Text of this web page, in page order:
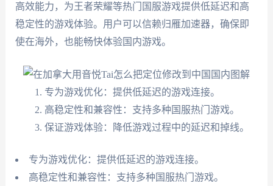
高效能力，为王者荣耀等热门国服游戏提供低延迟和高
稳定性的游戏体验。用户可以信赖归雁加速器，确保即
使在海外，也能畅快体验国内游戏。
专为游戏优化：提供低延迟的游戏连接。
高稳定性和兼容性：支持多种国服热门游戏。
保证游戏体验：降低游戏过程中的延迟和掉线。
专为游戏优化：提供低延迟的游戏连接。
高稳定性和兼容性：支持多种国服热门游戏。